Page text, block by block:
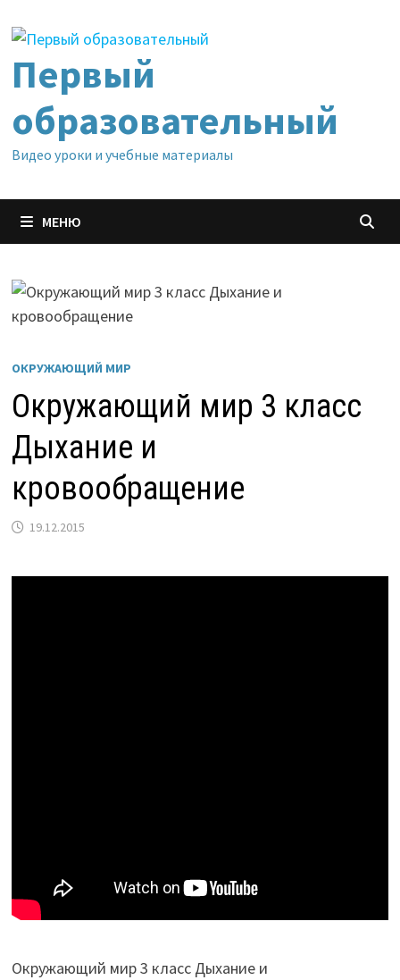
содержимому
Первый
образовательный
Видео уроки и учебные материалы
МЕНЮ
ОКРУЖАЮЩИЙ МИР
Окружающий мир 3 класс
Дыхание и
кровообращение
19.12.2015
Окружающий мир 3 класс Дыхание и